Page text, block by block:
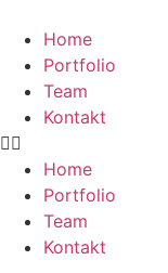
Home
Portfolio
Team
Kontakt
Home
Portfolio
Team
Kontakt